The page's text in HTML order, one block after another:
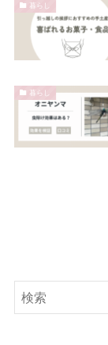
暮らし
暮らし